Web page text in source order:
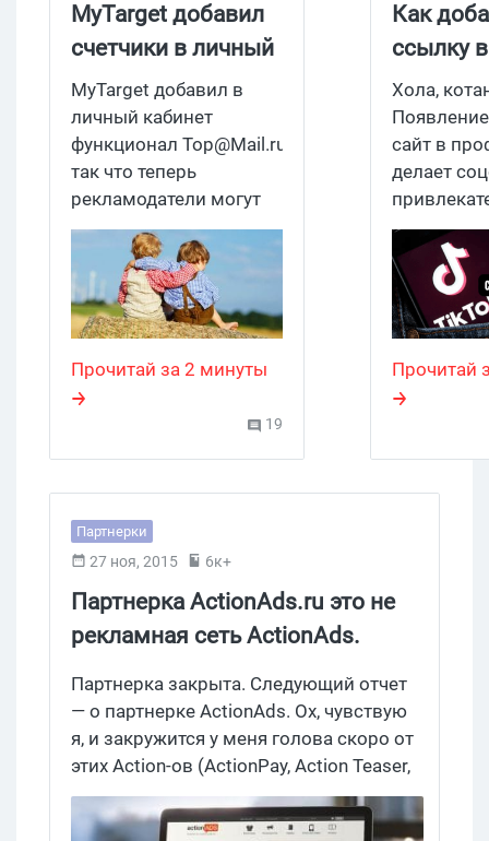
MyTarget добавил
счетчики в личный
кабинет
MyTarget добавил в
личный кабинет
функционал Top@Mail.ru
так что теперь
рекламодатели могут
регистрировать
счетчики,
устанавливать цели и
работать с
рекламными
кампаниями в едином
интерфейсе и не
переключаясь между
мыльный аналог
Яндекс.Метрики, так
что обновление не так
может показаться на
первый взгляд.
Прочитай за 2 минуты
19
Как
ссылку
2026:
линка в
видео и
Хола,
сайт в
делает
сммщиков,
поле URL
трафик из
на сайт
даст. Как
Instagram
аккаунта
как
трафик с
Прочитай
Партнерки
27 ноя, 2015 6к+
Партнерка ActionAds.ru это не
рекламная сеть ActionAds.
ЭкшнАдс
Партнерка закрыта. Следующий отчет
— о партнерке ActionAds. Ох, чувствую
я, и закружится у меня голова скоро от
этих Action-ов (ActionPay, Action Teaser,
ActionAds) и Ads-ов (MasterAds, CityAds,
RocketAds и т. д.). А ведь еще есть и